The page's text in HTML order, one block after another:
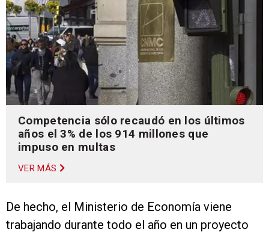
Competencia sólo recaudó en los últimos
años el 3% de los 914 millones que
impuso en multas
VER MÁS
De hecho, el Ministerio de Economía viene
trabajando durante todo el año en un proyecto